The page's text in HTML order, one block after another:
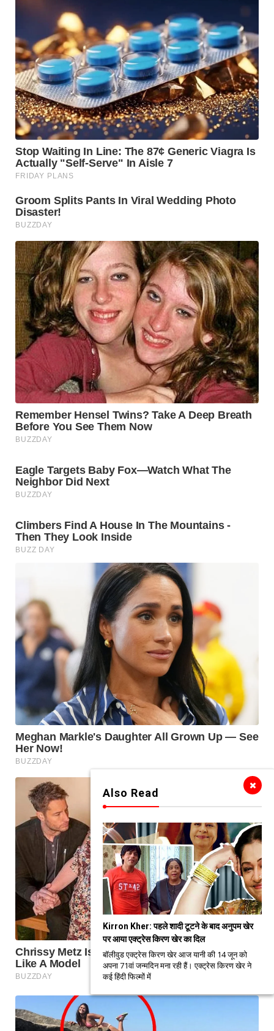
Also Read
Kirron Kher: पहले शादी टूटने के बाद अनुपम खेर
पर आया एक्ट्रेस किरण खेर का दिल
बॉलीवुड एक्ट्रेस किरण खेर आज यानी की 14 जून को
अपना 71वां जन्मदिन मना रही हैं। एक्ट्रेस किरण खेर ने
कई हिंदी फिल्मों में